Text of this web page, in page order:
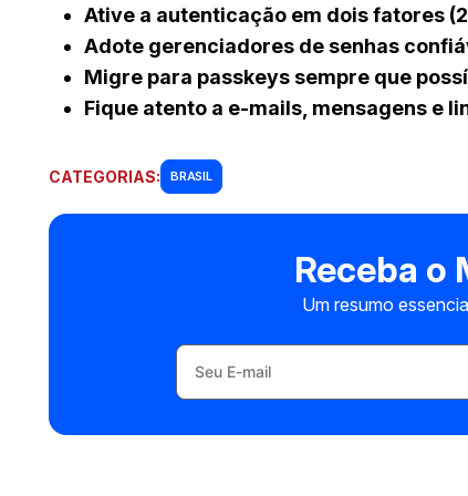
Ative a autenticação em dois fatores
Adote gerenciadores de senhas
Migre para passkeys sempre que
Fique atento a e-mails, mensagens e
CATEGORIAS: BRASIL
Receba o
Um resumo